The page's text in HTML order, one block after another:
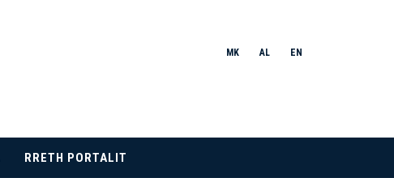
MK AL EN
RRETH PORTALIT